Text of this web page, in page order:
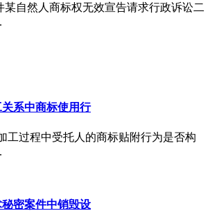
某自然人商标权无效宣告请求行政诉讼二
系中商标使用行
工过程中受托人的商标贴附行为是否构
密案件中销毁设